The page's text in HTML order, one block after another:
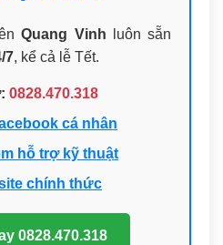
Quang Vinh luôn sẵn
7, kể cả lễ Tết.
0828.470.318
cá nhân
hỗ trợ kỹ thuật
chính thức
0828.470.318